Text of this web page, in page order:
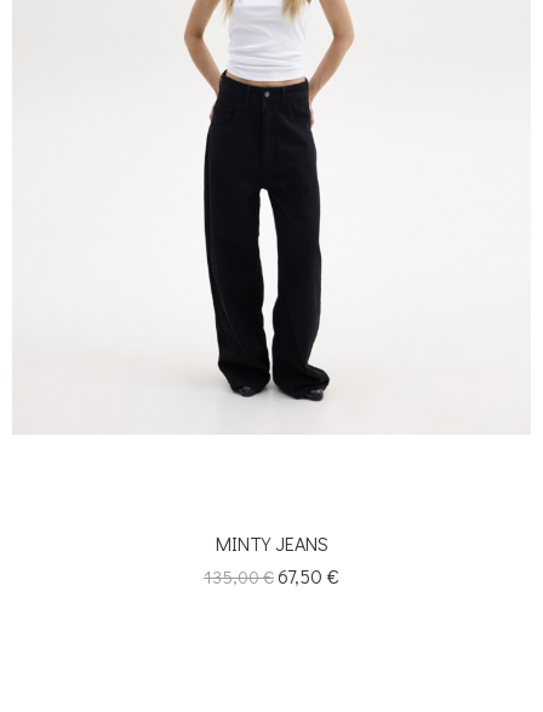
MINTY JEANS
Κανονική
135,00 € Τιμή
67,50 €